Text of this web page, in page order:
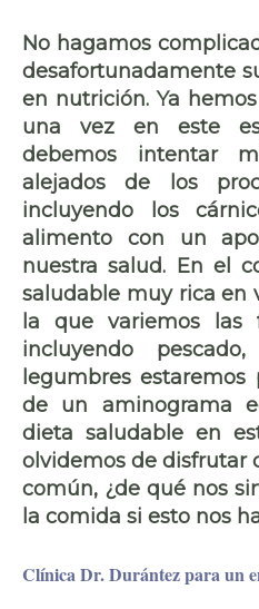
No hagamos
desafortunadamente
en nutrición. Ya
una vez en este
debemos intentar
alejados de los
incluyendo los
alimento con un
nuestra salud. En el
saludable muy rica en
la que variemos las
incluyendo
legumbres
de un aminograma
dieta saludable en
olvidemos de disfrutar
común, ¿de qué nos
la comida si esto nos
Clínica Dr. Durántez para un